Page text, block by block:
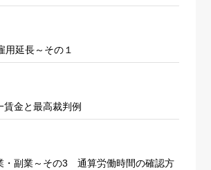
用延長～その１
賃金と最高裁判例
・副業～その3 通算労働時間の確認方